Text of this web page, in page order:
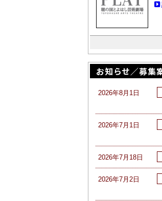
お知らせ／募集
2026年8月1日
2026年7月1日
2026年7月18日
2026年7月2日